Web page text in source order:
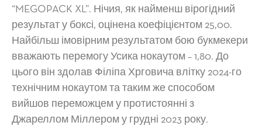
“MEGOPACK XL”. Нічия, як найменш вірогідний
результат у боксі, оцінена коефіцієнтом 25,00.
Найбільш імовірним результатом бою букмекери
вважають перемогу Усика нокаутом – 1,80. До
цього він здолав Філіпа Хрговича влітку 2024-го
технічним нокаутом та таким же способом
вийшов переможцем у протистоянні з
Джареллом Міллером у грудні 2023 року.